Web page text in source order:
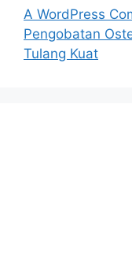
A WordPress
Pengobatan
Tulang Kuat